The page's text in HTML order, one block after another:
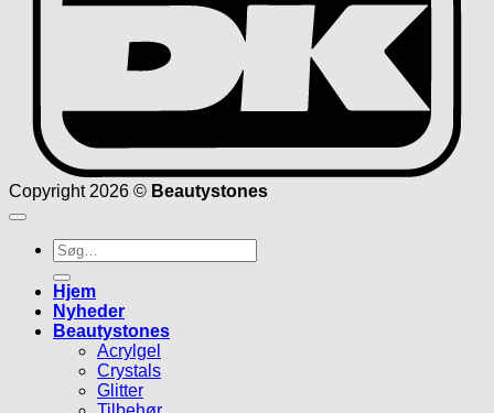
Copyright 2026 © Beautystones
Søg
efter:
Hjem
Nyheder
Beautystones
Acrylgel
Crystals
Glitter